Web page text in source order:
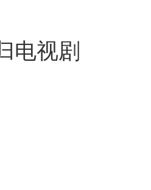
电视剧